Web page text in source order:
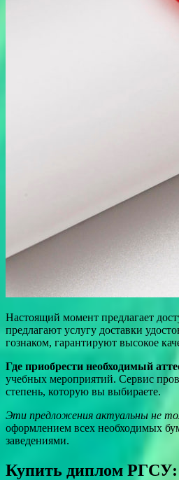
Настоящий момент предлагает
предлагают услугу доставки
гознаком, гарантируют высокое
Где приобрести необходимый
учебных мероприятий. Сервис
степень, которую вы выбираете.
Эти предложения актуальны не
оформлением всех необходимых
заведениями.
Купить диплом РГСУ: